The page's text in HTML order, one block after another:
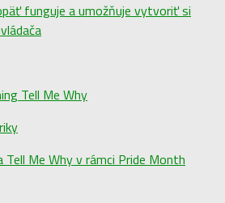
funguje a umožňuje vytvoriť si
Me Why v rámci Pride Month